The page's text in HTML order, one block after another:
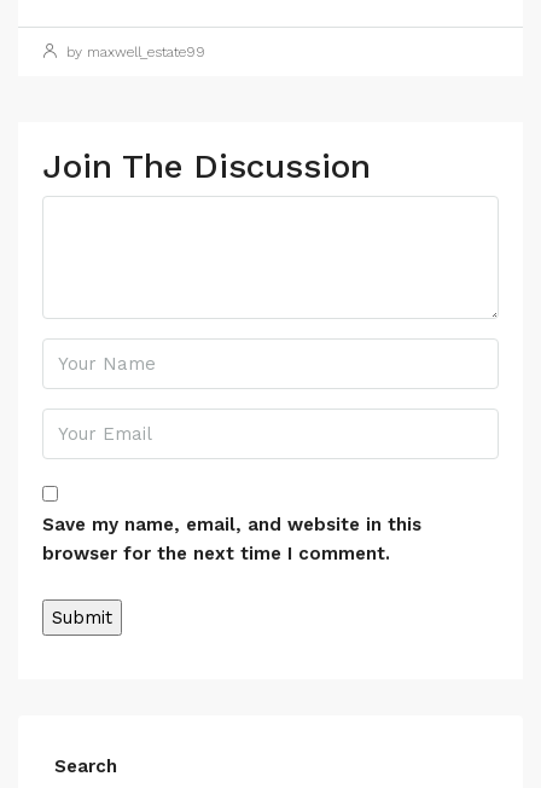
by maxwell_estate99
Join The Discussion
Save my name, email, and website in this
browser for the next time I comment.
Search